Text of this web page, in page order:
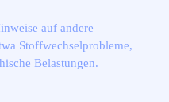
auf andere
Stoffwechselprobleme,
Belastungen.